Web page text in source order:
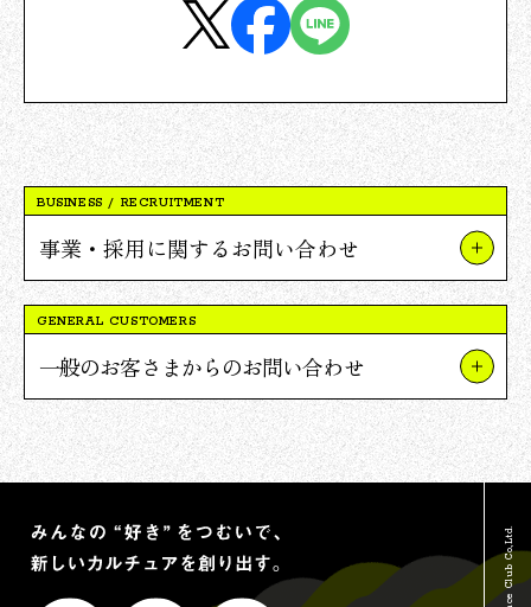
BUSINESS / RECRUITMENT
事業・採用に関するお問い合わせ
事業やプロジェクトについて
報道関連・ご取材等について
その他のお問い合わせ
GENERAL CUSTOMERS
一般のお客さまからのお問い合わせ
TSUTAYAについて
蔦屋書店について